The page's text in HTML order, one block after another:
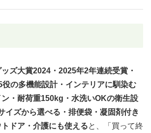
ッズ大賞2024・2025年2年連続受賞・
役の多機能設計・インテリアに馴染む
・耐荷重150kg・水洗いOKの衛生設
イズから選べる・排便袋・凝固剤付き
ドア・介護にも使えると、「買って終